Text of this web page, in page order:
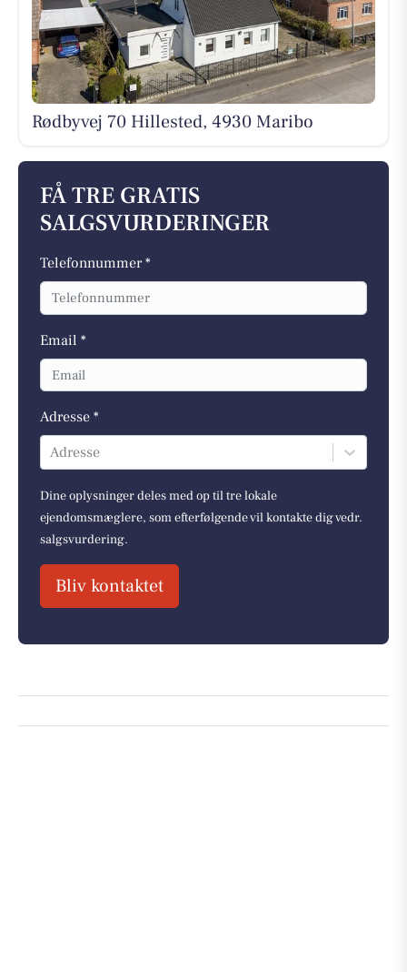
Rødbyvej 70 Hillested, 4930 Maribo
FÅ TRE GRATIS
SALGSVURDERINGER
Telefonnummer *
Email *
Adresse *
Adresse
Dine oplysninger deles med op til tre lokale
ejendomsmæglere, som efterfølgende vil kontakte dig vedr.
salgsvurdering.
Bliv kontaktet